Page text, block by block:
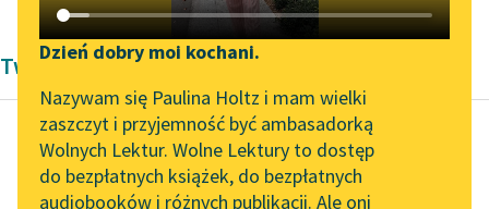
Katalog DAISY
Podkasty o książkach
Zgłoś brak utworu
Aktualności
„Prokurator Alicja Horn”
do słuchania
Narzędzia
Mapa Wolnych Lektur
Leśmianator
Dzień dobry moi kochani.
Nazywam się Paulina Holtz i mam wielki
zaszczyt i przyjemność być ambasadorką
Wolnych Lektur. Wolne Lektury to dostęp
do bezpłatnych książek, do bezpłatnych
audiobooków i różnych publikacji. Ale oni
Twórczość Jan Kochanowski
Jan Kochanowski